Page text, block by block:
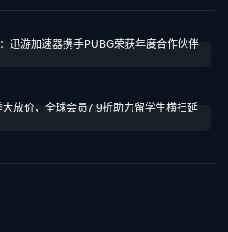
迅游加速器携手PUBG荣获年度合作伙伴
放价，全球会员7.9折助力留学生横扫延